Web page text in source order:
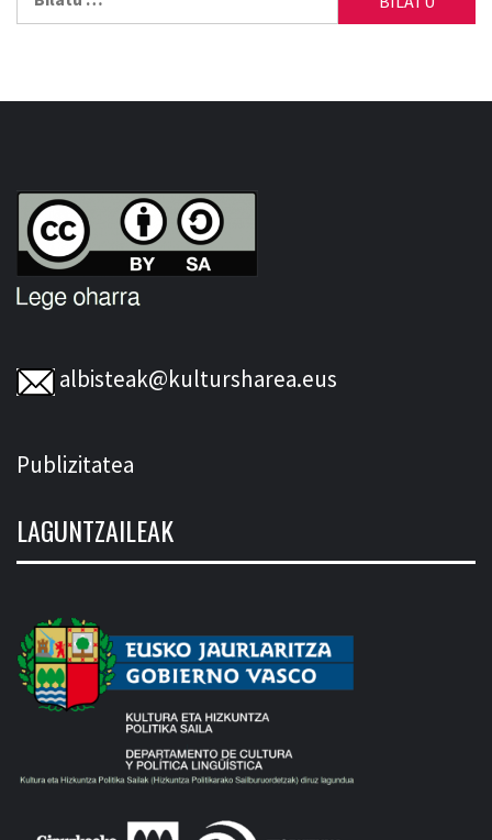
albisteak@kultursharea.eus
Publizitatea
LAGUNTZAILEAK